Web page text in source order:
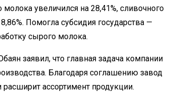
увеличился на 28,41%, сливочного
Помогла субсидия государства —
сырого молока.
заявил, что главная задача компании
Благодаря соглашению завод
расширит ассортимент продукции.